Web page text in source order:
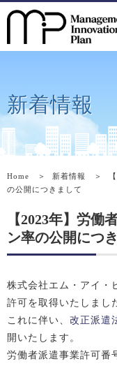
新着情報
Home ＞ 新着情報 ＞
の公開につきまして
【2023年】労働
ン率の公開につ
株式会社エム・アイ・
許可を取得いたしまし
これに伴い、 改正派遣
開いたします。
労働者派遣事業許